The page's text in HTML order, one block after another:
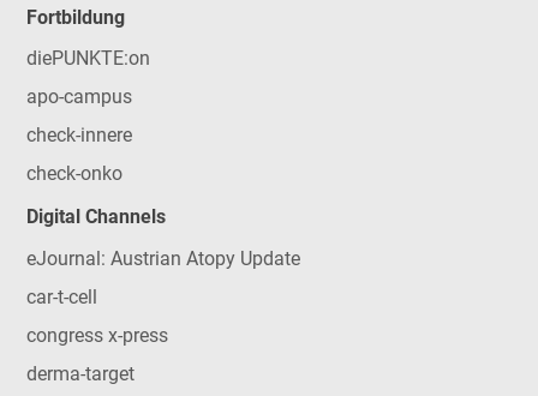
Fortbildung
diePUNKTE:on
apo-campus
check-innere
check-onko
Digital Channels
eJournal: Austrian Atopy Update
car-t-cell
congress x-press
derma-target